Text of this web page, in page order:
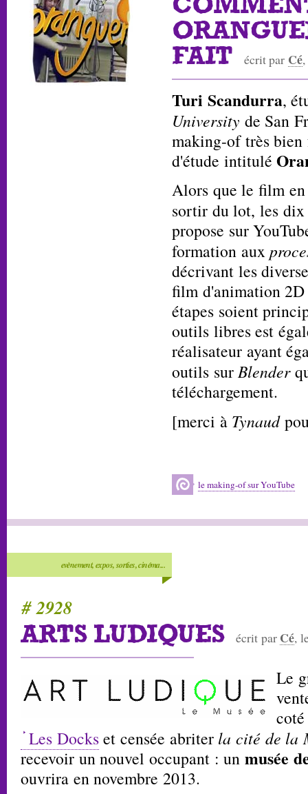
FAIT
écrit par Cé
Turi Scandurra,
University de San
making-of très
d'étude intitulé
Alors que le film en
sortir du lot, les
propose sur
formation aux
décrivant les
film d'animation
étapes soient
outils libres est
réalisateur ayant
outils surBlender
téléchargement.
[merci à Tynaud
le making-of sur YouTube
evènement, expos, sorties, cinéma...
# 2928
ARTS LUDIQUES écrit par Cé,
Le
Les Dockset censée abriter la cité de la
recevoir un nouvel occupant : un musée
ouvrira en novembre 2013.